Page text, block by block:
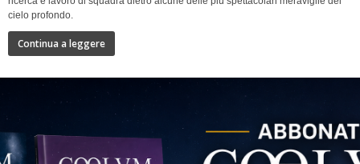
cielo profondo.
Continua a leggere